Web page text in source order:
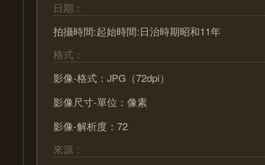
日期：
拍攝時間:起始時間:日治時期昭和11年
格式：
影像-格式：JPG（72dpi）
影像尺寸-單位：像素
影像-解析度：72
來源：